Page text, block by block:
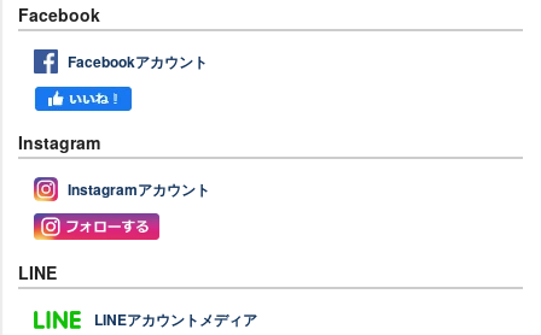
Facebook
Facebookアカウント
Instagram
Instagramアカウント
LINE
LINEアカウントメディア